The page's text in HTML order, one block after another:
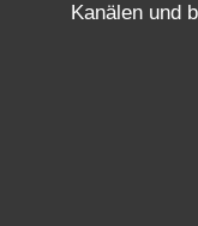
Kanälen und